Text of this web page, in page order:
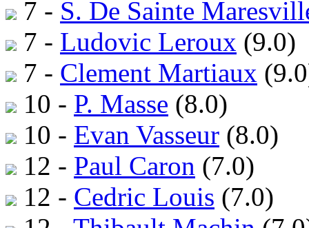
7 - S. De Sainte
7 - Ludovic Leroux (9.0)
7 - Clement Martiaux
10 - P. Masse (8.0)
10 - Evan Vasseur (8.0)
12 - Paul Caron (7.0)
12 - Cedric Louis (7.0)